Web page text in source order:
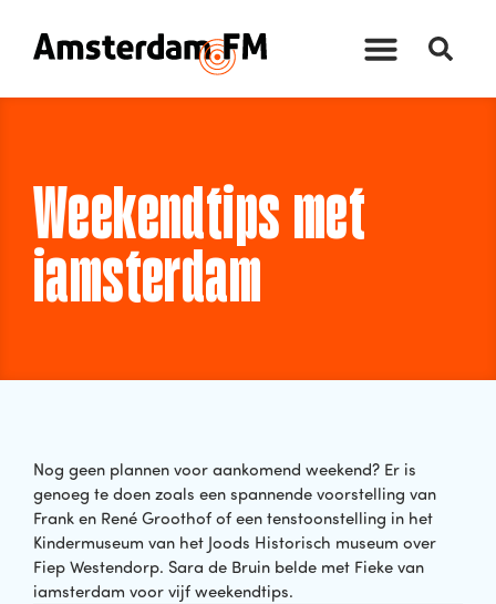
Weekendtips met
iamsterdam
Nog geen plannen voor aankomend weekend? Er is
genoeg te doen zoals een spannende voorstelling van
Frank en René Groothof of een tenstoonstelling in het
Kindermuseum van het Joods Historisch museum over
Fiep Westendorp. Sara de Bruin belde met Fieke van
iamsterdam voor vijf weekendtips.